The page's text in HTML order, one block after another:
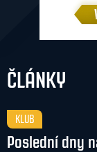
ČLÁNKY
KLUB
Poslední dny